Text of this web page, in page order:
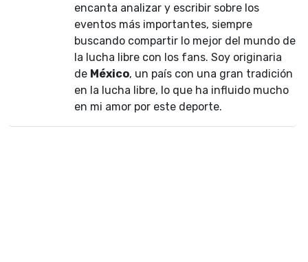
encanta analizar y escribir sobre los
eventos más importantes, siempre
buscando compartir lo mejor del mundo de
la lucha libre con los fans. Soy originaria
de México, un país con una gran tradición
en la lucha libre, lo que ha influido mucho
en mi amor por este deporte.